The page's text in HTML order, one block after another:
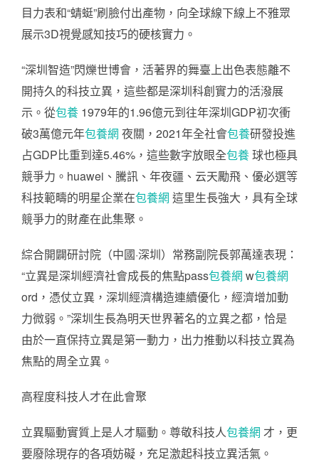
目力表和“蜻蜓”刷臉付出產物，向全球線下線上不雅眾
展示3D視覺感知技巧的硬核實力。
“深圳智造”閃爍世博會，活著界的舞臺上出色表態離不
開持久的科技立異，這些都是深圳科創實力的活潑展
示。從包養 1979年的1.96億元到往年深圳GDP初次衝
破3萬億元年包養網 夜關，2021年全社會包養研發投進
占GDP比重到達5.46%，這些數字放眼全包養球也極具
競爭力。huawei、騰訊、年夜疆、云天勵飛、優必選等
科技範疇的明星企業在包養網 這里生長強大，具有全球
競爭力的財產在此集聚。
綜合開闢研討院（中國·深圳）常務副院長郭萬達表現：
“立異是深圳經濟社會成長的焦點pass包養網 w包養網
ord，憑仗立異，深圳經濟構造連續優化，經濟增加動
力微弱。”深圳生長為明天世界著名的立異之都，恰是
由於一直保持立異是第一動力，出力推動以科技立異為
焦點的周全立異。
高程度科技人才在此會聚
立異驅動實質上是人才驅動。尊敬科技人包養網 才，更
要廢除現存的各項妨礙，充足激起科技立異活氣。